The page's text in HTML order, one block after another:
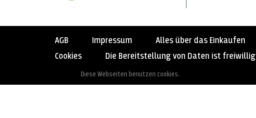
AGB Impressum Alles über das Einkaufen
Cookies
Die Bereitstellung von Daten ist freiwillig
Diese Webseiten benutzen cookies.